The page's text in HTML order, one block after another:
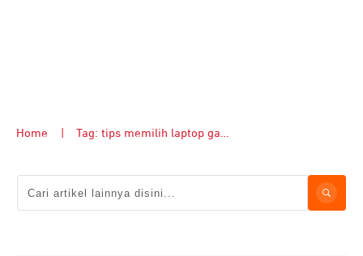
Home Tag: tips memilih laptop gaming